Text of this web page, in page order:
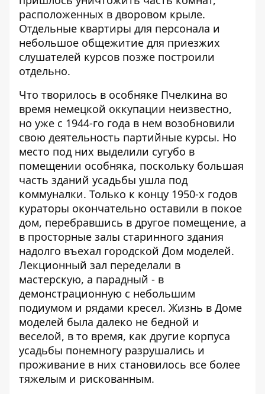
расположенных в дворовом крыле.
Отдельные квартиры для персонала и
небольшое общежитие для приезжих
слушателей курсов позже построили
отдельно.
Что творилось в особняке Пчелкина во
время немецкой оккупации неизвестно,
но уже с 1944-го года в нем возобновили
свою деятельность партийные курсы. Но
место под них выделили сугубо в
помещении особняка, поскольку большая
часть зданий усадьбы ушла под
коммуналки. Только к концу 1950-х годов
кураторы окончательно оставили в покое
дом, перебравшись в другое помещение, а
в просторные залы старинного здания
надолго въехал городской Дом моделей.
Лекционный зал переделали в
мастерскую, а парадный - в
демонстрационную с небольшим
подиумом и рядами кресел. Жизнь в Доме
моделей была далеко не бедной и
веселой, в то время, как другие корпуса
усадьбы понемногу разрушались и
проживание в них становилось все более
тяжелым и рискованным.